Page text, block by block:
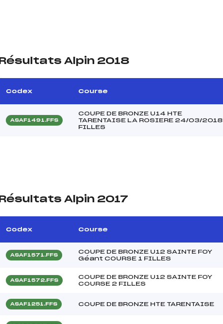
Résultats Alpin 2018
Codex Course
ASAF1491.FFS
COUPE DE BRONZE U14 HTE
TARENTAISE LA ROSIERE 24/03/2018
FILLES
Résultats Alpin 2017
Codex Course
ASAF1571.FFS
COUPE DE BRONZE U12 SAINTE FOY
Géant COURSE 1 FILLES
ASAF1572.FFS
COUPE DE BRONZE U12 SAINTE FOY
COURSE 2 FILLES
ASAF1251.FFS COUPE DE BRONZE HTE TARENTAISE